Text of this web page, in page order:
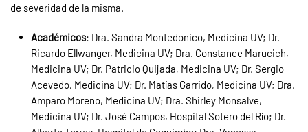
de severidad de la misma.
Académicos: Dra. Sandra Montedonico, Medicina UV; Dr.
Ricardo Ellwanger, Medicina UV; Dra. Constance Marucich,
Medicina UV; Dr. Patricio Quijada, Medicina UV; Dr. Sergio
Acevedo, Medicina UV; Dr. Matías Garrido, Medicina UV; Dra.
Amparo Moreno, Medicina UV; Dra. Shirley Monsalve,
Medicina UV; Dr. José Campos, Hospital Sotero del Río; Dr.